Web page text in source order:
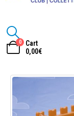
0
Cart
0,00€